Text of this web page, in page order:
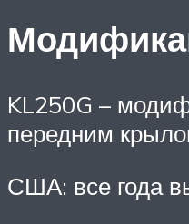
KL250G –
передним
США: все года